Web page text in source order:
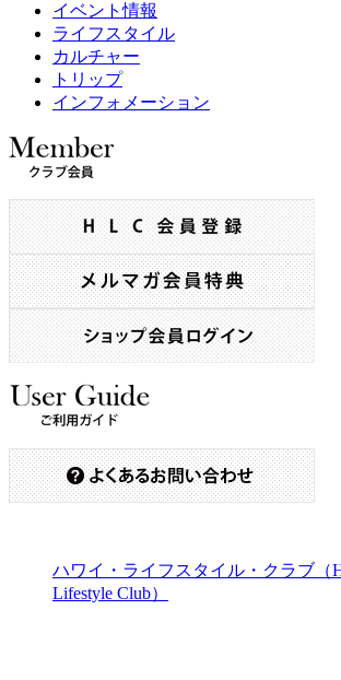
イベント情報
ライフスタイル
カルチャー
トリップ
インフォメーション
ハワイ・ライフスタイル・クラブ（
Lifestyle Club）